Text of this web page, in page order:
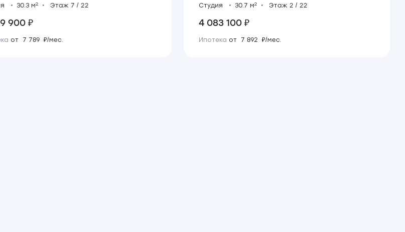
30.3 м2 Этаж 7 / 22
900 ₽
от 7 789 ₽/мес.
Студия 30.7 м2 Этаж 2 / 22
4 083 100 ₽
Ипотека от 7 892 ₽/мес.